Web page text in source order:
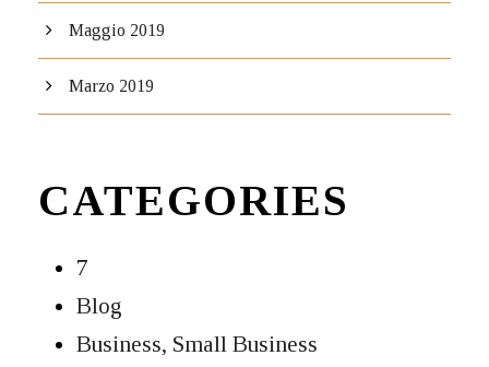
Maggio 2019
Marzo 2019
CATEGORIES
7
Blog
Business, Small Business